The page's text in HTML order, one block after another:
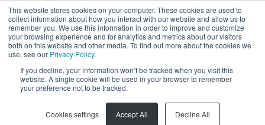
This website stores cookies on your computer. These cookies are used to
collect information about how you interact with our website and allow us to
remember you. We use this information in order to improve and customize
your browsing experience and for analytics and metrics about our visitors
both on this website and other media. To find out more about the cookies we
use, see our Privacy Policy.
If you decline, your information won’t be tracked when you visit this
website. A single cookie will be used in your browser to remember
your preference not to be tracked.
Cookies settings Accept All Decline All
ZH-CN
免费预订demo演
示